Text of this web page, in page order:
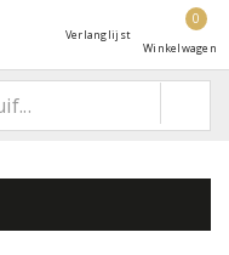
Verlanglijst
0
Winkelwagen